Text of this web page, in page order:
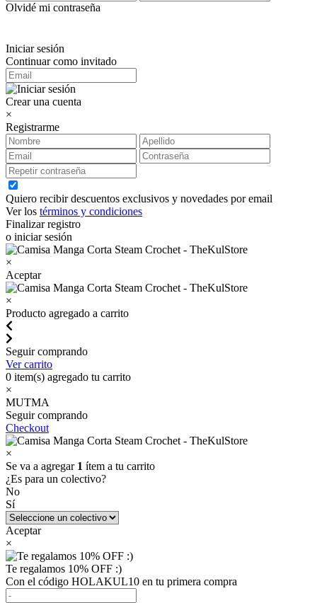
Olvidé mi contraseña
Iniciar sesión
Continuar como invitado
Crear una cuenta
×
Registrarme
Quiero recibir descuentos exclusivos y novedades por email
Ver los términos y condiciones
Finalizar registro
o iniciar sesión
×
Aceptar
×
Producto agregado a carrito
Seguir comprando
Ver carrito
0 item(s) agregado tu carrito
×
MUTMA
Seguir comprando
Checkout
×
Se va a agregar 1 ítem a tu carrito
¿Es para un colectivo?
No
Sí
Aceptar
×
Te regalamos 10% OFF :)
Con el código HOLAKUL10 en tu primera compra